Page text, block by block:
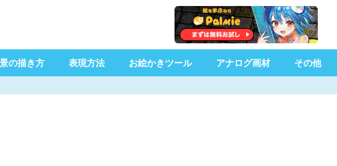
の描き方 表現方法 お絵かきツール アナログ画材 その他